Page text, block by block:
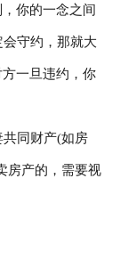
你的一念之间
守约，那就大
一旦违约，你
同财产(如房
房产的，需要视